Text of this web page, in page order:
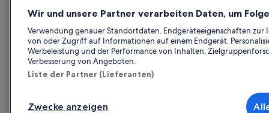
Flüge von Evenes (EVE) nach Wien (VIE)
Flüge von Florianópolis (FLN) nach Wien (VIE)
Flüge von Frankfurt (FRA) nach Wien (VIE)
Flüge von Patras (GPA) nach Wien (VIE)
Flüge von Genf (GVA) nach Wien (VIE)
Alle
Wir und unsere Partner verarbeiten Daten, um
Verwendung genauer Standortdaten. Endgeräteeigenschaften
von oder Zugriff auf Informationen auf einem Endgerät.
Werbeleistung und der Performance von Inhalten,
Verbesserung von Angeboten.
Liste der Partner (Lieferanten)
Zwecke anzeigen